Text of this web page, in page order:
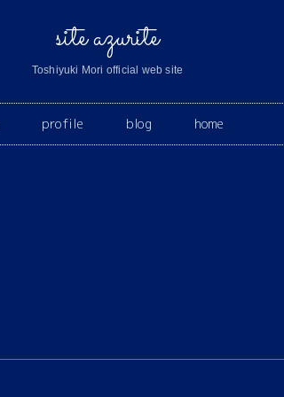
site azurite
Toshiyuki Mori official web site
profile blog home